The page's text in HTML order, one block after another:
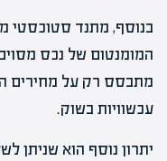
בנוסף, מתנד סטוכסטי
המומנטום של נכס
מתבסס רק על מחירים
עכשוויות בשוק.
יתרון נוסף הוא שניתן